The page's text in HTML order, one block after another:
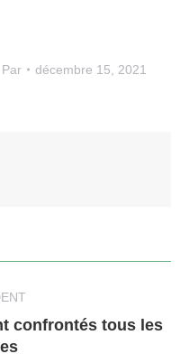
Par décembre 15, 2021
confrontés tous les